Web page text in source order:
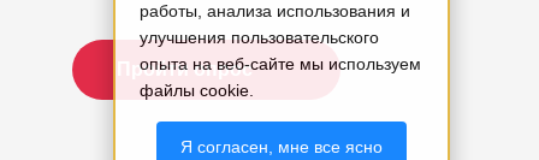
Пройти опрос
работы, анализа использования и
улучшения пользовательского
опыта на веб-сайте мы используем
файлы cookie.
Я согласен, мне все ясно